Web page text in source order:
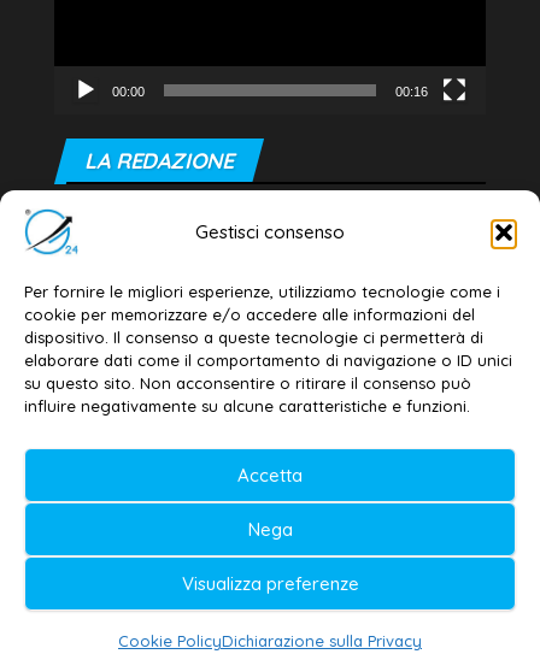
Gestisci consenso
Per fornire le migliori esperienze, utilizziamo tecnologie come i
cookie per memorizzare e/o accedere alle informazioni del
dispositivo. Il consenso a queste tecnologie ci permetterà di
elaborare dati come il comportamento di navigazione o ID unici
su questo sito. Non acconsentire o ritirare il consenso può
influire negativamente su alcune caratteristiche e funzioni.
Accetta
Nega
Visualizza preferenze
Cookie PolicyDichiarazione sulla Privacy
00:00 00:16
LA REDAZIONE
Editore e direttore responsabile:
Dott. Daniele G. Masciullo
Email: redazione@galatina24.it
Contatti –Disclaimer
Privacy policy –Cookie policy
Testata iscritta al n. 11/2020 Registro della
Stampa Tribunale di Lecce
Editore e direttore responsabile:
Daniele G. Masciullo